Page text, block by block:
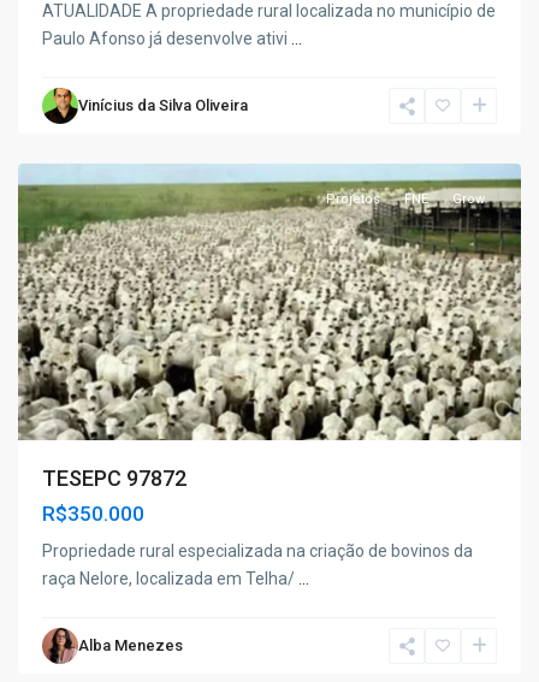
ATUALIDADE A propriedade rural localizada no município de
Paulo Afonso já desenvolve ativi
Vinícius da Silva Oliveira
Projetos FNE Grow
TESEPC 97872
R$350.000
Propriedade rural especializada na criação de bovinos da
raça Nelore, localizada em Telha/
Alba Menezes
Sítio
do